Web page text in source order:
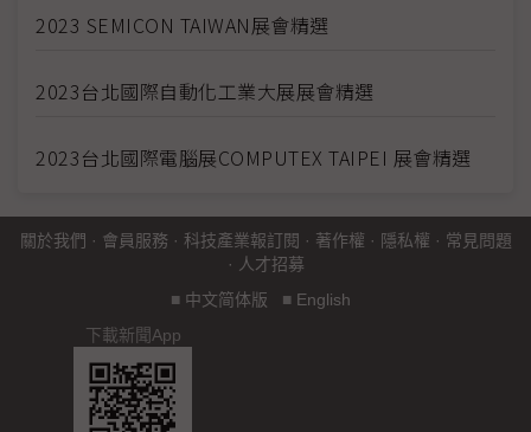
2023 SEMICON TAIWAN展會精選
2023台北國際自動化工業大展展會精選
2023台北國際電腦展COMPUTEX TAIPEI 展會精選
關於我們 · 會員服務 · 科技產業報訂閱 · 著作權 · 隱私權 · 常見問題
· 人才招募
■ 中文简体版 ■ English
下載新聞App